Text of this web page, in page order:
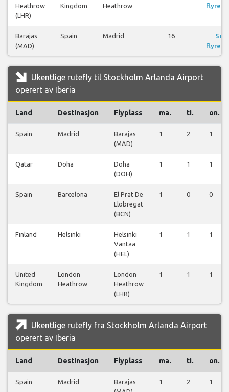
Heathrow
(LHR)
Kingdom
Heathrow
Barajas
(MAD)
Spain Madrid 16
Se
Ukentlige rutefly til Stockholm Arlanda Airport
operert av Iberia
Land Destinasjon Flyplass ma. ti. on.
Spain Madrid
Barajas
(MAD)
1 2 1
Qatar Doha
Doha
(DOH)
1 1 1
Spain Barcelona
El Prat De
Llobregat
(BCN)
1 0 0
Finland Helsinki
Helsinki
Vantaa
(HEL)
1 1 1
United
Kingdom
London
Heathrow
London
Heathrow
(LHR)
1 1 1
Ukentlige rutefly fra Stockholm Arlanda Airport
operert av Iberia
Land Destinasjon Flyplass ma. ti. on.
Spain Madrid
Barajas
1 2 1